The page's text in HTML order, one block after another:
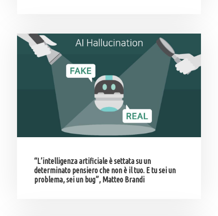
“L’intelligenza artificiale è settata su un
determinato pensiero che non è il tuo. E tu sei un
problema, sei un bug”, Matteo Brandi